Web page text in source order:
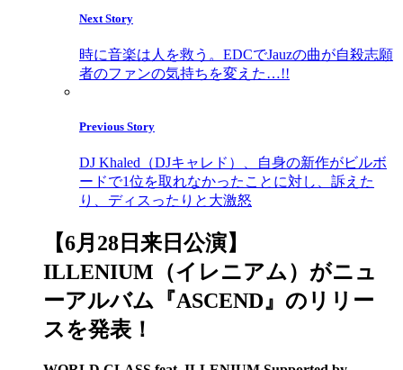
Next Story
時に音楽は人を救う。EDCでJauzの曲が自殺志願
者のファンの気持ちを変えた…!!
Previous Story
DJ Khaled（DJキャレド）、自身の新作がビルボ
ードで1位を取れなかったことに対し、訴えた
り、ディスったりと大激怒
【6月28日来日公演】
ILLENIUM（イレニアム）がニュ
ーアルバム『ASCEND』のリリー
スを発表！